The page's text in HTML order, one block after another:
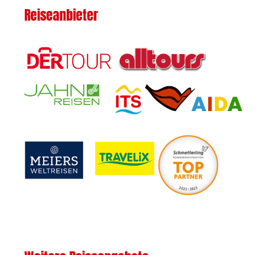
Reiseanbieter